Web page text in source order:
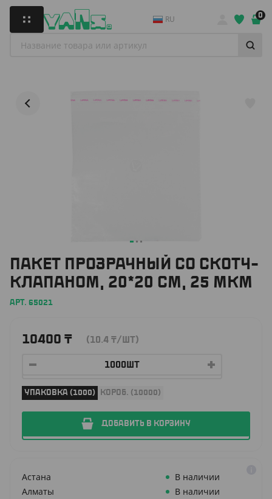
RU 0
ПАКЕТ ПРОЗРАЧНЫЙ СО СКОТЧ-
КЛАПАНОМ, 20*20 СМ, 25 МКМ
АРТ. 65021
10400 ₸ (10.4 ₸/ШТ)
УПАКОВКА (1000) КОРОБ. (10000)
ДОБАВИТЬ В КОРЗИНУ
Астана
В наличии
Алматы
В наличии